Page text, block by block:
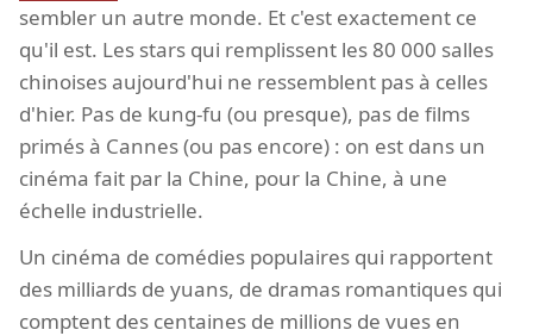
sembler un autre monde. Et c'est exactement ce
qu'il est. Les stars qui remplissent les 80 000 salles
chinoises aujourd'hui ne ressemblent pas à celles
d'hier. Pas de kung-fu (ou presque), pas de films
primés à Cannes (ou pas encore) : on est dans un
cinéma fait par la Chine, pour la Chine, à une
échelle industrielle.
Un cinéma de comédies populaires qui rapportent
des milliards de yuans, de dramas romantiques qui
comptent des centaines de millions de vues en